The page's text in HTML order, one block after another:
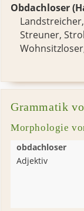
Obdachloser
Landstreicher,
Streuner,
Wohnsitzloser
Grammatik
Morphologie
obdachloser
Adjektiv